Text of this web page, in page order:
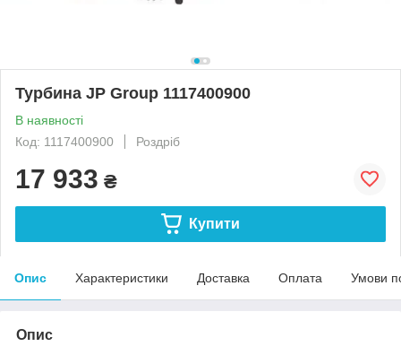
Турбина JP Group 1117400900
В наявності
Код: 1117400900
Роздріб
17 933 ₴
Купити
Опис Характеристики Доставка Оплата Умови
Опис